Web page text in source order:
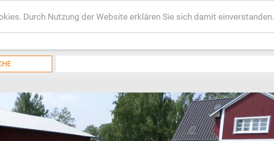
Durch Nutzung der Website erklären Sie sich damit einverstanden.